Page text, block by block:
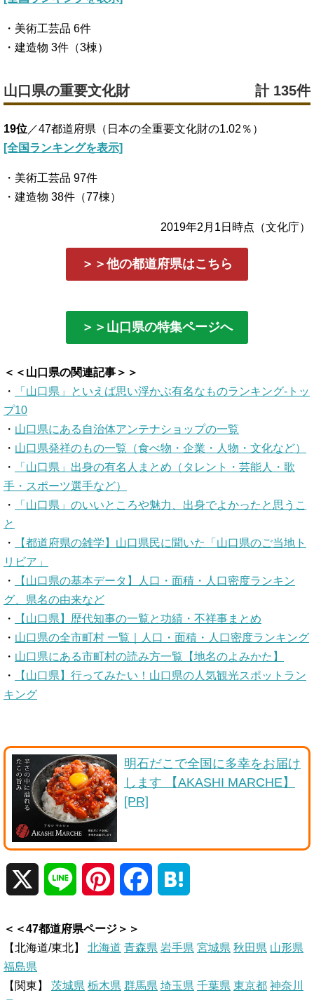
・美術工芸品 6件
・建造物 3件（3棟）
山口県の重要文化財 計 135件
19位／47都道府県（日本の全重要文化財の1.02％）
[全国ランキングを表示]
・美術工芸品 97件
・建造物 38件（77棟）
2019年2月1日時点（文化庁）
＞＞他の都道府県はこちら
＞＞山口県の特集ページへ
＜＜山口県の関連記事＞＞
・
「山口県」といえば思い浮かぶ有名なものランキング-トッ
プ10
・ 山口県にある自治体アンテナショップの一覧
・ 山口県発祥のもの一覧（食べ物・企業・人物・文化など）
・
「山口県」出身の有名人まとめ（タレント・芸能人・歌
手・スポーツ選手など）
・
「山口県」のいいところや魅力、出身でよかったと思うこ
と
・
【都道府県の雑学】山口県民に聞いた「山口県のご当地ト
リビア」
・
【山口県の基本データ】人口・面積・人口密度ランキン
グ、県名の由来など
・
【山口県】歴代知事の一覧と功績・不祥事まとめ
・ 山口県の全市町村 一覧｜人口・面積・人口密度ランキング
・ 山口県にある市町村の読み方一覧【地名のよみかた】
・
【山口県】行ってみたい！山口県の人気観光スポットラン
キング
明石だこで全国に多幸をお届け
します 【AKASHI MARCHE】
[PR]
n n c t
＜＜47都道府県ページ＞＞
【北海道/東北】 北海道 青森県 岩手県 宮城県 秋田県 山形県
福島県
【関東】 茨城県 栃木県 群馬県 埼玉県 千葉県 東京都 神奈川